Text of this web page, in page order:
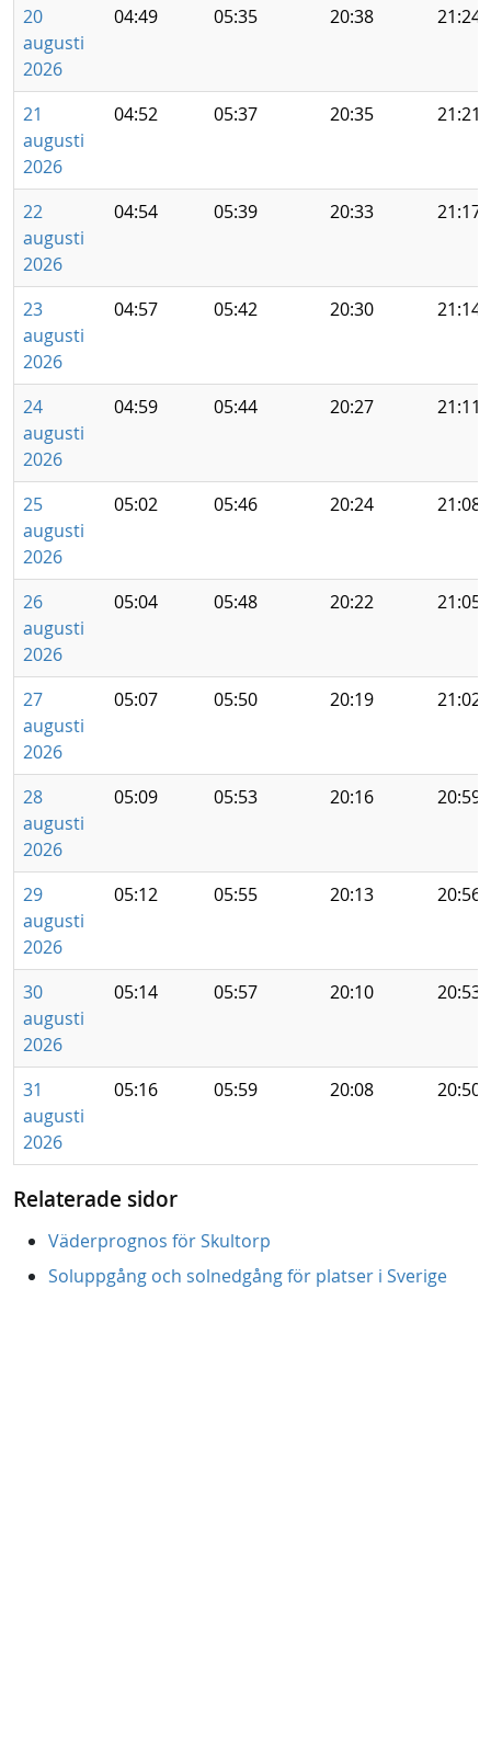
20
augusti
2026
04:49 05:35 20:38 21:24
21
augusti
2026
04:52 05:37 20:35 21:21
22
augusti
2026
04:54 05:39 20:33 21:17
23
augusti
2026
04:57 05:42 20:30 21:14
24
augusti
2026
04:59 05:44 20:27 21:11
25
augusti
2026
05:02 05:46 20:24 21:08
26
augusti
2026
05:04 05:48 20:22 21:05
27
augusti
2026
05:07 05:50 20:19 21:02
28
augusti
2026
05:09 05:53 20:16 20:59
29
augusti
2026
05:12 05:55 20:13 20:56
30
augusti
2026
05:14 05:57 20:10 20:53
31
augusti
2026
05:16 05:59 20:08 20:50
Relaterade sidor
Väderprognos för Skultorp
Soluppgång och solnedgång för platser i Sverige